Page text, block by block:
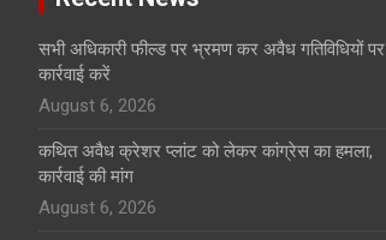
सभी अधिकारी फील्ड पर भ्रमण कर अवैध गतिविधियों पर
कार्रवाई करें
August 6, 2026
कथित अवैध क्रेशर प्लांट को लेकर कांग्रेस का हमला,
कार्रवाई की मांग
August 6, 2026